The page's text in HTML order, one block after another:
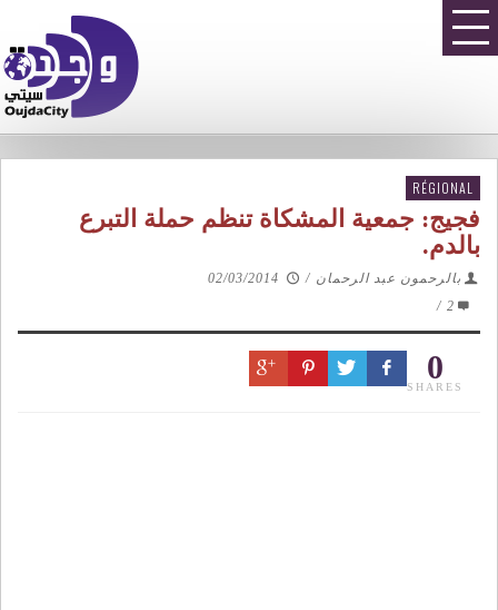
RÉGIONAL
فجيج: جمعية المشكاة تنظم حملة التبرع
بالدم.
بالرحمون عبد الرحمان /
02/03/2014
2
/
0
SHARES